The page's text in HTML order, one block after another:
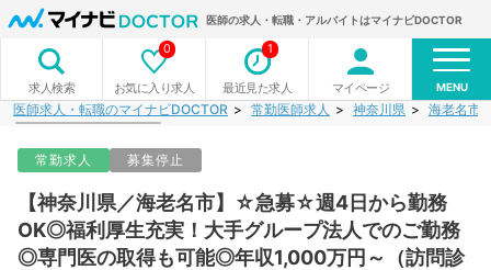
医師の求人・転職・アルバイトはマイナビDOCTOR
求人検索 お気に入り求人
0
最近見た求人
1
マイページ MENU
医師求人・転職のマイナビDOCTOR 常勤医師求人 神奈川県 海老名市
常勤求人 募集停止
【神奈川県／海老名市】☆急募☆週4日から勤務
OK◎福利厚生充実！大手グループ法人でのご勤務
◎専門医の取得も可能◎年収1,000万円～（訪問診